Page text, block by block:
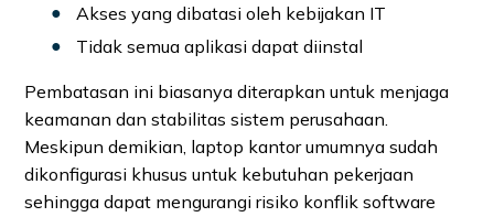
Akses yang dibatasi oleh kebijakan IT
Tidak semua aplikasi dapat diinstal
Pembatasan ini biasanya diterapkan untuk menjaga
keamanan dan stabilitas sistem perusahaan.
Meskipun demikian, laptop kantor umumnya sudah
dikonfigurasi khusus untuk kebutuhan pekerjaan
sehingga dapat mengurangi risiko konflik software